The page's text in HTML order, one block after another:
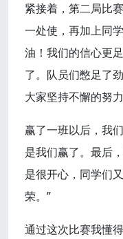
紧接着，第二局比
一处使，再加上同
油！我们的信心更
了。队员们憋足了
大家坚持不懈的努
赢了一班以后，我
是我们赢了。最后
是很开心，同学们
荣。”
通过这次比赛我懂